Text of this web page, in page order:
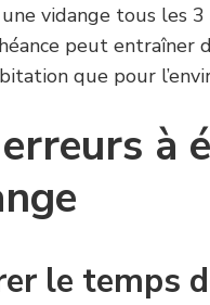
vidange tous les
peut entraîner
que pour
à
le temps